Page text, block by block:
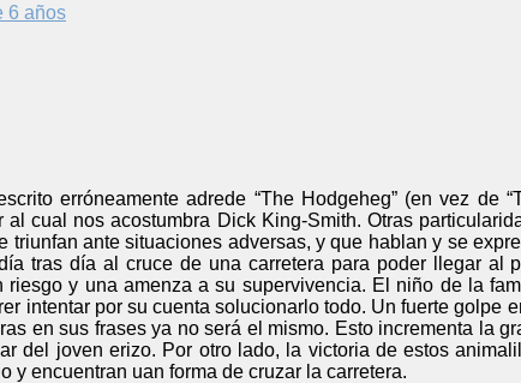
6 años
erróneamente adrede “The Hodgeheg” (en vez de
cual nos acostumbra Dick King-Smith. Otras
triunfan ante situaciones adversas, y que hablan y se
tras día al cruce de una carretera para poder llegar al
riesgo y una amenza a su supervivencia. El niño de la
intentar por su cuenta solucionarlo todo. Un fuerte golpe
en sus frases ya no será el mismo. Esto incrementa la
del joven erizo. Por otro lado, la victoria de estos
y encuentran uan forma de cruzar la carretera.